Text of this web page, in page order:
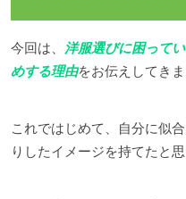
今回は、
洋服選びに困って
めする理由をお伝えしてきま
これではじめて、自分に似
りしたイメージを持てたと思